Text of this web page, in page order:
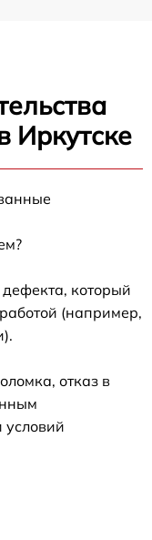
Иркутске
который
(например,
отказ в